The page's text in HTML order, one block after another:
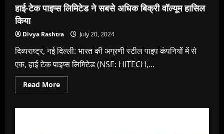
हाई-टेक पाइप्स लिमिटेड ने सबसे अधिक बिक्री वॉल्यूम हासिल
किया
Divya Rashtra July 20, 2024
दिव्यराष्ट्र, नई दिल्ली: भारत की अग्रणी स्टील पाइप कंपनियों में से
एक, हाई-टेक पाइप्स लिमिटेड (NSE: HITECH,...
Read MoreRead
more